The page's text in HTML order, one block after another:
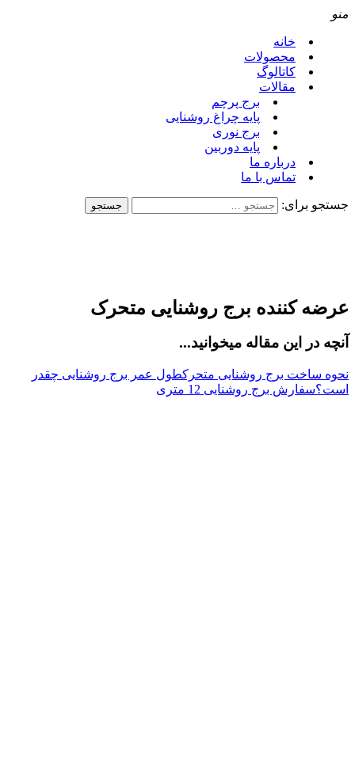
خانه
محصولات
کاتالوگ
مقالات
برج پرچم
پایه چراغ روشنایی
برج نوری
پایه دوربین
درباره ما
تماس با ما
برای:
کننده برج روشنایی متحرک
در این مقاله میخوانید...
ساخت برج روشنایی متحرک طول عمر برج روشنایی چقدر
سفارش برج روشنایی 12 متری